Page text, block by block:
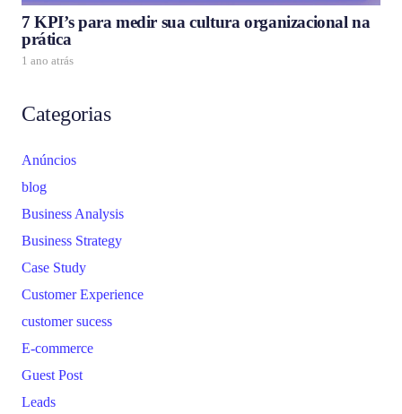
7 KPI’s para medir sua cultura organizacional na
prática
1 ano atrás
Categorias
Anúncios
blog
Business Analysis
Business Strategy
Case Study
Customer Experience
customer sucess
E-commerce
Guest Post
Leads